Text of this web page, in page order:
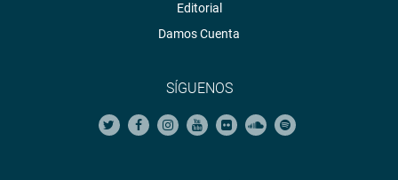
Editorial
Damos Cuenta
SÍGUENOS